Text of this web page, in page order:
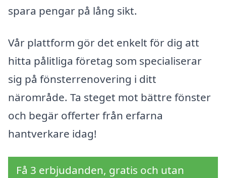
spara pengar på lång sikt.
Vår plattform gör det enkelt för dig att
hitta pålitliga företag som specialiserar
sig på fönsterrenovering i ditt
närområde. Ta steget mot bättre fönster
och begär offerter från erfarna
hantverkare idag!
Få 3 erbjudanden, gratis och utan